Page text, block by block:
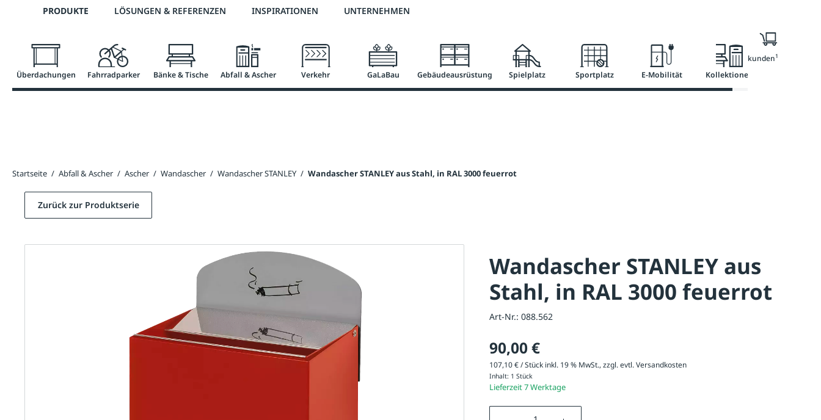
Zur Hauptnavigation springen
Telefon: 0800 / 100 49 02 2 % Vorkassen-Skonto versandkostenfrei ab 50 €
PRODUKTE LÖSUNGEN & REFERENZEN INSPIRATIONEN UNTERNEHMEN
Überdachungen Fahrradparker Bänke & Tische Abfall & Ascher Verkehr GaLaBau Gebäudeausrüstung Spielplatz Sportplatz E-Mobilität Kollektionen
Nur für Geschäftskunden1
Startseite / Abfall & Ascher / Ascher / Wandascher / Wandascher STANLEY / Wandascher STANLEY aus Stahl, in RAL 3000 feuerrot
Wandascher STANLEY aus
Stahl, in RAL 3000 feuerrot
Art-Nr.: 088.562
90,00 €
107,10 € / Stück inkl. 19 % MwSt., zzgl. evtl.Versandkosten
Inhalt: 1 Stück
Lieferzeit 7 Werktage
Produkt Anzahl: Gib den gewünschten Wert ein oder
Zurück zur Produktserie